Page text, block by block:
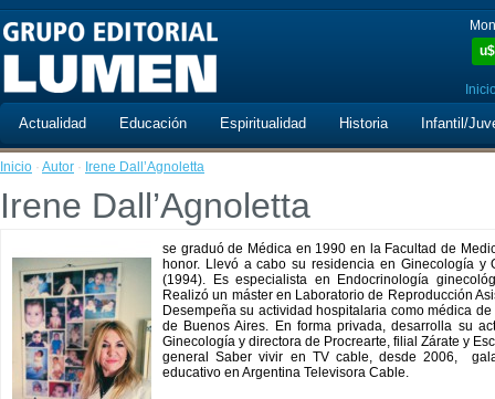
u$
Actualidad Educación Espiritualidad Historia Infantil/
Inicio · Autor · Irene Dall’Agnoletta
Irene Dall’Agnoletta
se graduó de Médica en 1990 en la Facultad de
honor. Llevó a cabo su residencia en Ginecología
(1994). Es especialista en Endocrinología
Realizó un máster en Laboratorio de Reproducción
Desempeña su actividad hospitalaria como médica
de Buenos Aires. En forma privada, desarrolla su
Ginecología y directora de Procrearte, filial Zárate y
general Saber vivir en TV cable, desde 2006,
educativo en Argentina Televisora Cable.